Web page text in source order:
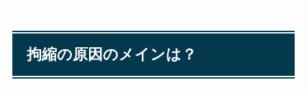
拘縮の原因のメインは？